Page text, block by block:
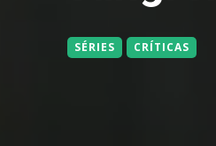
SÉRIES CRÍTICAS